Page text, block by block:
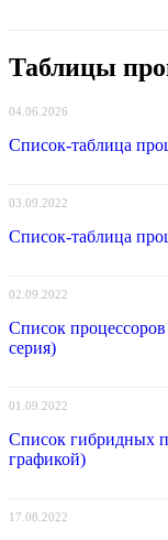
Таблицы
04.06.2026
Список-таблица
03.09.2022
Список-таблица
02.09.2022
Список
серия)
01.09.2022
Список гибридных
графикой)
17.08.2022